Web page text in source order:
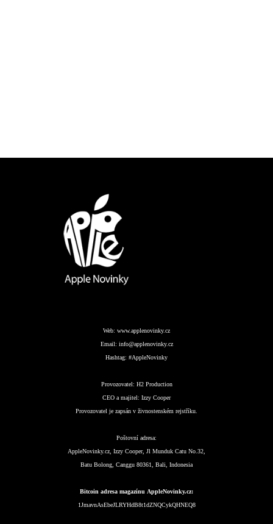
Web: www.applenovinky.cz
Email: info@applenovinky.cz
Hashtag: #AppleNovinky
Provozovatel: H2 Production
CEO a majitel: Izzy Cooper
Provozovatel je zapsán v živnostenském rejstříku.
Poštovní adresa:
AppleNovinky.cz, Izzy Cooper, Jl Munduk Catu No.32,
Batu Bolong, Canggu 80361, Bali, Indonesia
Bitcoin adresa magazínu AppleNovinky.cz:
1JmavnAsEbeJLRYHdB8t1dZNQCykQHNEQ8